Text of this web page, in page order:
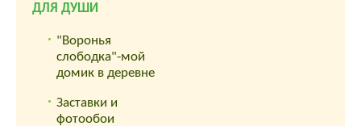
ДЛЯ ДУШИ
"Воронья
слободка"-мой
домик в деревне
Заставки и
фотообои